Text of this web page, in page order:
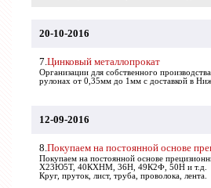
20-10-2016
7.Цинковый металлопрокат
Организации для собственного
рулонах от 0,35мм до 1мм с доставкой в
12-09-2016
8.Покупаем на постоянной основе
Покупаем на постоянной основе
Х23Ю5Т, 40КХНМ, 36Н, 49К2Ф, 50Н и т.д.
Круг, пруток, лист, труба, проволока, лента.